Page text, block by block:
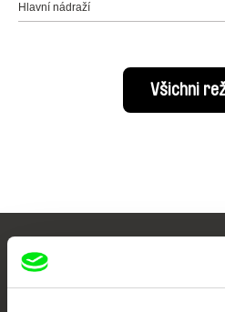
Hlavní nádraží
Všichni